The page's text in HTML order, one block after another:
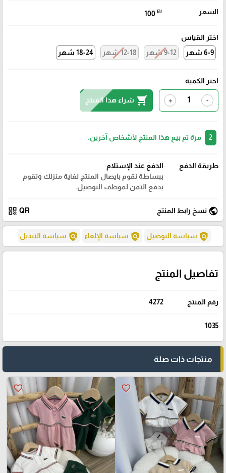
السعر 100 ₪
اختر القياس
6-9 شهر
9-12 شهر 12-18 شهر 18-24 شهر
اختر الكمية
-
+
shopping_cart شراء هذا المنتج
مرة تم بيع هذا المنتج لأشخاص آخرين.
طريقة الدفع
الدفع عند الإستلام
ببساطة نقوم بايصال المنتج لغاية منزلك وتقوم
بدفع الثمن لموظف التوصيل.
public نسخ رابط المنتج QR
qr_code
policy سياسة التوصيل policy سياسة الإلغاء policy سياسة التبديل
تفاصيل المنتج
رقم المنتج 4272
1035
منتجات ذات صلة
favorite_border
favorite_border